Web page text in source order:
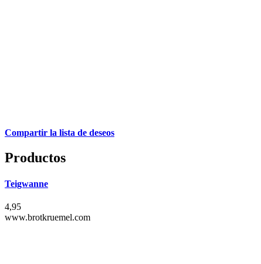
Compartir la lista de deseos
Productos
Teigwanne
4,95
www.brotkruemel.com